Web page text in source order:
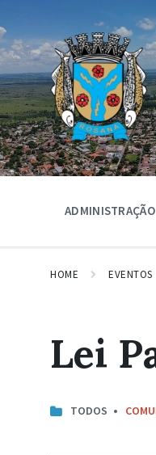
o
conteúdo
a
navegação
principal
o
rodapé
ADMINISTRAÇÃO
HOME EVENTOS
Lei
TODOS